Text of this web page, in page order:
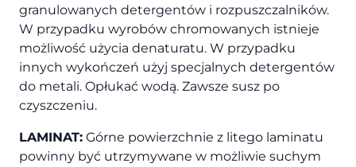
granulowanych detergentów i rozpuszczalników.
W przypadku wyrobów chromowanych istnieje
możliwość użycia denaturatu. W przypadku
innych wykończeń użyj specjalnych detergentów
do metali. Opłukać wodą. Zawsze susz po
czyszczeniu.
LAMINAT: Górne powierzchnie z litego laminatu
powinny być utrzymywane w możliwie suchym